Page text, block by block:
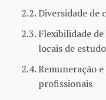
Diversidade de
Flexibilidade
locais de estudo
Remuneração
profissionais